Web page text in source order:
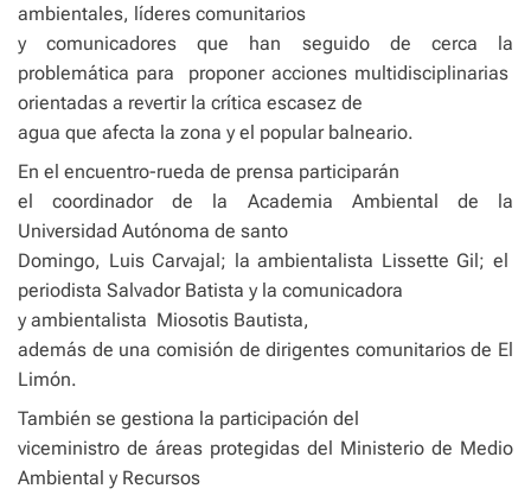
ambientales, líderes comunitarios
y comunicadores que han seguido de cerca la
problemática para
proponer acciones multidisciplinarias
orientadas a revertir la crítica escasez de
agua que afecta la zona y el popular balneario.
En el encuentro-rueda de prensa participarán
el coordinador de la Academia Ambiental de la
Universidad Autónoma de santo
Domingo, Luis Carvajal; la ambientalista Lissette Gil; el
periodista Salvador Batista y la comunicadora
y ambientalista Miosotis Bautista,
además de una comisión de dirigentes comunitarios de El
Limón.
También se gestiona la participación del
viceministro de áreas protegidas del Ministerio de Medio
Ambiental y Recursos